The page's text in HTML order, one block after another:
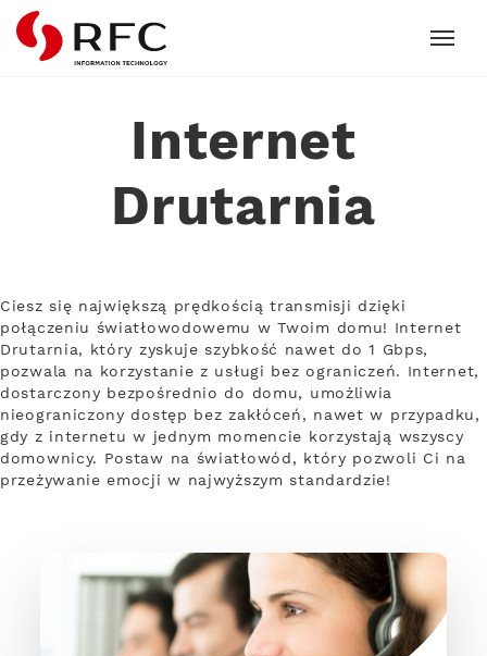
RFC
Internet
Drutarnia
Ciesz się największą prędkością transmisji dzięki
połączeniu światłowodowemu w Twoim domu! Internet
Drutarnia, który zyskuje szybkość nawet do 1 Gbps,
pozwala na korzystanie z usługi bez ograniczeń. Internet,
dostarczony bezpośrednio do domu, umożliwia
nieograniczony dostęp bez zakłóceń, nawet w przypadku,
gdy z internetu w jednym momencie korzystają wszyscy
domownicy. Postaw na światłowód, który pozwoli Ci na
przeżywanie emocji w najwyższym standardzie!